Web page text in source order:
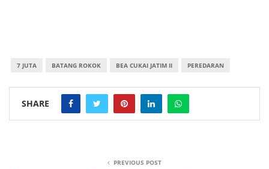
7 JUTA BATANG ROKOK BEA CUKAI JATIM II PEREDARAN
SHARE
PREVIOUS POST